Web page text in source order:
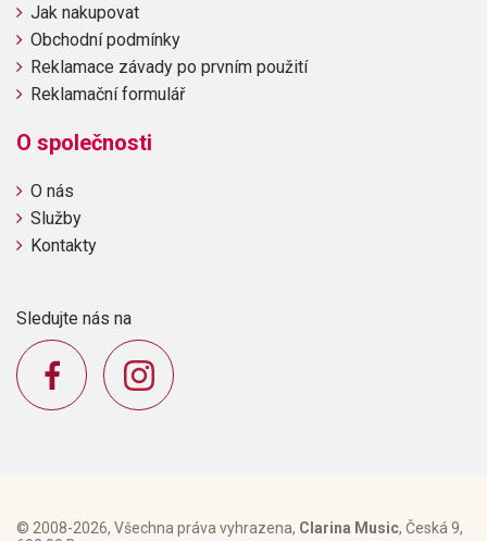
Jak nakupovat
Obchodní podmínky
Reklamace závady po prvním použití
Reklamační formulář
O společnosti
O nás
Služby
Kontakty
Sledujte nás na
© 2008-2026, Všechna práva vyhrazena, Clarina Music, Česká 9,